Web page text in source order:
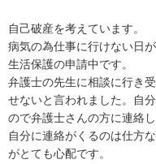
自己破産を考えています。
病気の為仕事に行けない日が
生活保護の申請中です。
弁護士の先生に相談に行き
せないと言われました。自
ので弁護士さんの方に連絡
自分に連絡がくるのは仕方
がとても心配です。